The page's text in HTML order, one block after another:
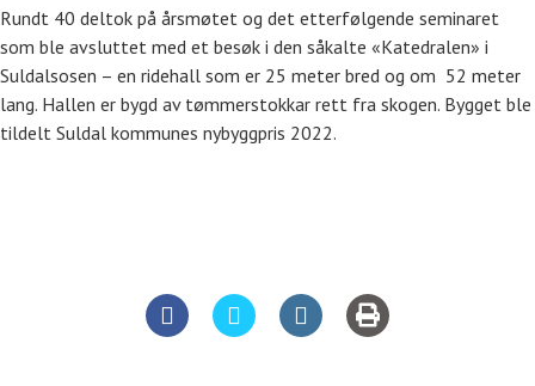
Rundt 40 deltok på årsmøtet og det etterfølgende seminaret
som ble avsluttet med et besøk i den såkalte «Katedralen» i
Suldalsosen – en ridehall som er 25 meter bred og om 52 meter
lang. Hallen er bygd av tømmerstokkar rett fra skogen. Bygget ble
tildelt Suldal kommunes nybyggpris 2022.